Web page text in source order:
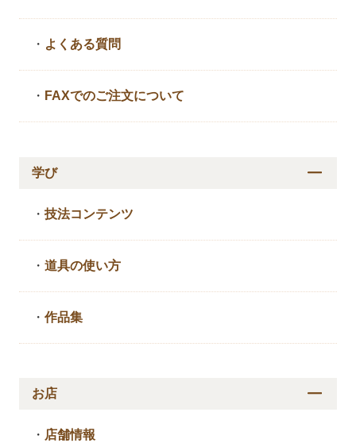
・ よくある質問
・ FAXでのご注文について
学び
・技法コンテンツ
・道具の使い方
・作品集
お店
・ 店舗情報